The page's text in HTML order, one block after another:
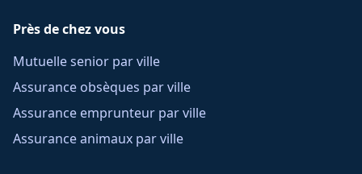
Près de chez vous
Mutuelle senior par ville
Assurance obsèques par ville
Assurance emprunteur par ville
Assurance animaux par ville